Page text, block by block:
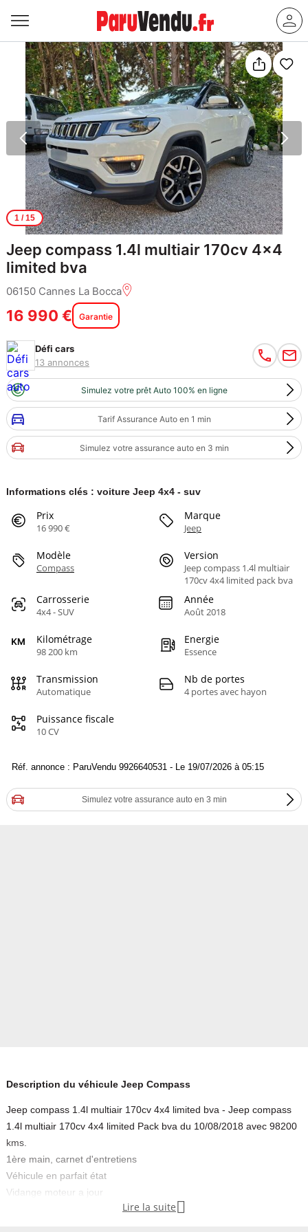
1/ 15
Jeep compass 1.4l multiair 170cv 4x4
limited bva
06150 Cannes La Bocca
16 990 € Garantie
Défi cars
13 annonces
Simulez votre prêt Auto 100% en ligne
Tarif Assurance Auto en 1 min
Simulez votre assurance auto en 3 min
Informations clés : voiture Jeep 4x4 - suv
Prix
16 990 €
Marque
Jeep
Modèle
Compass
Version
Jeep compass 1.4l multiair
170cv 4x4 limited pack bva
Carrosserie
4x4 - SUV
Année
Août 2018
Kilométrage
98 200 km
Energie
Essence
Transmission
Automatique
Nb de portes
4 portes avec hayon
Puissance fiscale
10 CV
Réf. annonce : ParuVendu 9926640531 - Le 19/07/2026 à 05:15
Simulez votre assurance auto en 3 min
Description du véhicule Jeep Compass
Jeep compass 1.4l multiair 170cv 4x4 limited bva - Jeep compass
1.4l multiair 170cv 4x4 limited Pack bva du 10/08/2018 avec 98200
kms.
1ère main, carnet d'entretiens
Véhicule en parfait état
Vidange moteur a jour
Lire la suite 